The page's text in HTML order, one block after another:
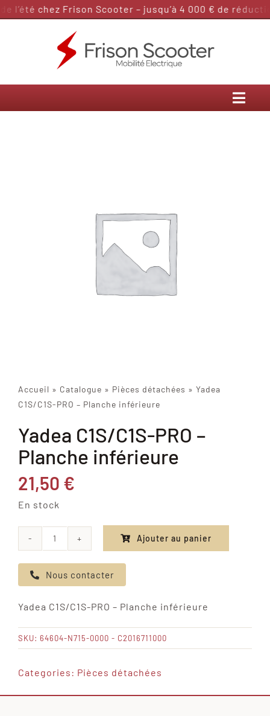
Passer
l’été chez Frison Scooter – jusqu’à 4 000 € de
Accueil » Catalogue » Pièces détachées » Yadea
C1S/C1S-PRO – Planche inférieure
Yadea C1S/C1S-PRO –
Planche inférieure
21,50 €
En stock
de
Yadea
PRO
-
Planche
Ajouter au panier
Nous contacter
Yadea C1S/C1S-PRO – Planche inférieure
SKU: 64604-N715-0000 - C2016711000
Categories: Pièces détachées